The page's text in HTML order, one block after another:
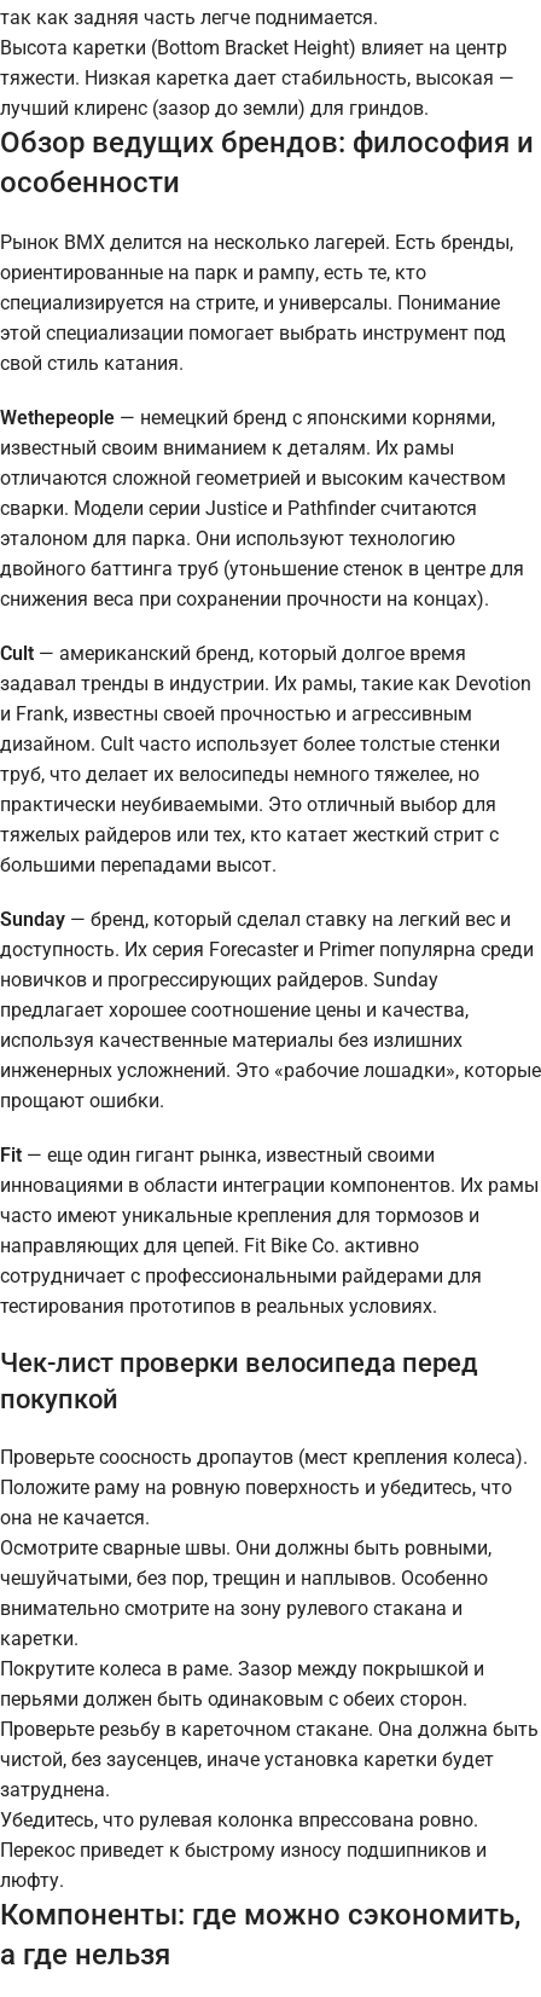
так как задняя часть легче поднимается.
Высота каретки (Bottom Bracket Height) влияет на центр
тяжести. Низкая каретка дает стабильность, высокая —
лучший клиренс (зазор до земли) для гриндов.
Обзор ведущих брендов: философия и
особенности
Рынок BMX делится на несколько лагерей. Есть бренды,
ориентированные на парк и рампу, есть те, кто
специализируется на стрите, и универсалы. Понимание
этой специализации помогает выбрать инструмент под
свой стиль катания.
Wethepeople — немецкий бренд с японскими корнями,
известный своим вниманием к деталям. Их рамы
отличаются сложной геометрией и высоким качеством
сварки. Модели серии Justice и Pathfinder считаются
эталоном для парка. Они используют технологию
двойного баттинга труб (утоньшение стенок в центре для
снижения веса при сохранении прочности на концах).
Cult — американский бренд, который долгое время
задавал тренды в индустрии. Их рамы, такие как Devotion
и Frank, известны своей прочностью и агрессивным
дизайном. Cult часто использует более толстые стенки
труб, что делает их велосипеды немного тяжелее, но
практически неубиваемыми. Это отличный выбор для
тяжелых райдеров или тех, кто катает жесткий стрит с
большими перепадами высот.
Sunday — бренд, который сделал ставку на легкий вес и
доступность. Их серия Forecaster и Primer популярна среди
новичков и прогрессирующих райдеров. Sunday
предлагает хорошее соотношение цены и качества,
используя качественные материалы без излишних
инженерных усложнений. Это «рабочие лошадки», которые
прощают ошибки.
Fit — еще один гигант рынка, известный своими
инновациями в области интеграции компонентов. Их рамы
часто имеют уникальные крепления для тормозов и
направляющих для цепей. Fit Bike Co. активно
сотрудничает с профессиональными райдерами для
тестирования прототипов в реальных условиях.
Чек-лист проверки велосипеда перед
покупкой
Проверьте соосность дропаутов (мест крепления колеса).
Положите раму на ровную поверхность и убедитесь, что
она не качается.
Осмотрите сварные швы. Они должны быть ровными,
чешуйчатыми, без пор, трещин и наплывов. Особенно
внимательно смотрите на зону рулевого стакана и
каретки.
Покрутите колеса в раме. Зазор между покрышкой и
перьями должен быть одинаковым с обеих сторон.
Проверьте резьбу в кареточном стакане. Она должна быть
чистой, без заусенцев, иначе установка каретки будет
затруднена.
Убедитесь, что рулевая колонка впрессована ровно.
Перекос приведет к быстрому износу подшипников и
люфту.
Компоненты: где можно сэкономить,
а где нельзя